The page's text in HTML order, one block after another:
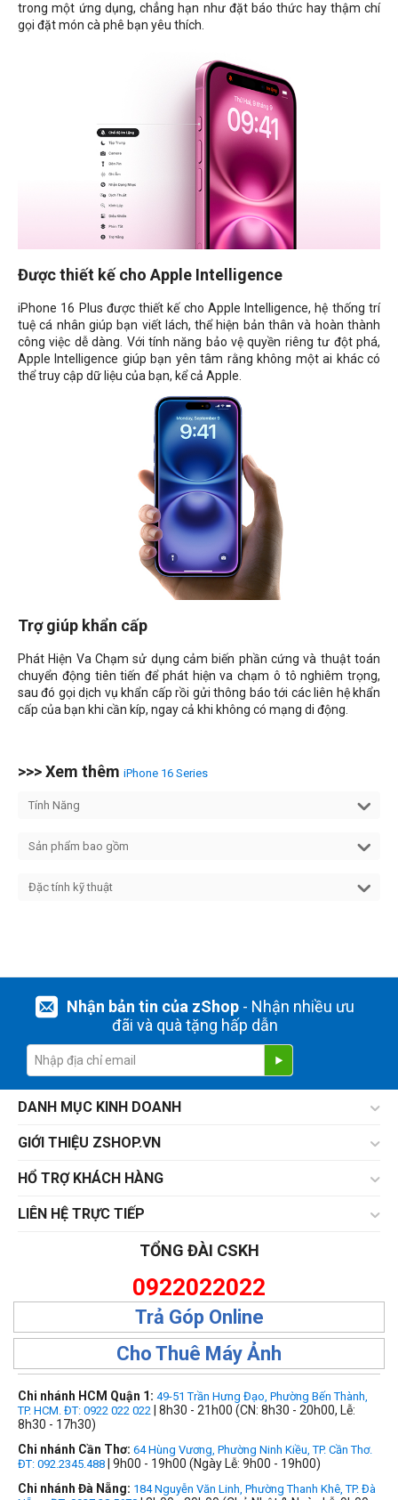
trong một ứng dụng, chẳng hạn như đặt báo thức hay thậm chí
gọi đặt món cà phê bạn yêu thích.
Được thiết kế cho Apple Intelligence
iPhone 16 Plus được thiết kế cho Apple Intelligence, hệ thống trí
tuệ cá nhân giúp bạn viết lách, thể hiện bản thân và hoàn thành
công việc dễ dàng. Với tính năng bảo vệ quyền riêng tư đột phá,
Apple Intelligence giúp bạn yên tâm rằng không một ai khác có
thể truy cập dữ liệu của bạn, kể cả Apple.
Trợ giúp khẩn cấp
Phát Hiện Va Chạm sử dụng cảm biến phần cứng và thuật toán
chuyển động tiên tiến để phát hiện va chạm ô tô nghiêm trọng,
sau đó gọi dịch vụ khẩn cấp rồi gửi thông báo tới các liên hệ khẩn
cấp của bạn khi cần kíp, ngay cả khi không có mạng di động.
>>> Xem thêm iPhone 16 Series
Tính Năng
Sản phẩm bao gồm
Đặc tính kỹ thuật
Nhận bản tin của zShop- Nhận nhiều ưu
đãi và quà tặng hấp dẫn
DANH MỤC KINH DOANH
GIỚI THIỆU ZSHOP.VN
HỔ TRỢ KHÁCH HÀNG
LIÊN HỆ TRỰC TIẾP
TỔNG ĐÀI CSKH
0922022022
Trả Góp Online
Cho Thuê Máy Ảnh
Chi nhánh HCM Quận 1: 49-51 Trần Hưng Đạo, Phường Bến Thành,
TP. HCM. ĐT: 0922 022 022 | 8h30 - 21h00 (CN: 8h30 - 20h00, Lễ:
8h30 - 17h30)
Chi nhánh Cần Thơ: 64 Hùng Vương, Phường Ninh Kiều, TP. Cần Thơ.
ĐT: 092.2345.488 | 9h00 - 19h00 (Ngày Lễ: 9h00 - 19h00)
Chi nhánh Đà Nẵng: 184 Nguyễn Văn Linh, Phường Thanh Khê, TP. Đà